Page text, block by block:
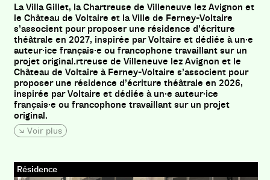
La Villa Gillet, la Chartreuse de Villeneuve lez Avignon et
le Château de Voltaire et la Ville de Ferney-Voltaire
s’associent pour proposer une résidence d’écriture
théâtrale en 2027, inspirée par Voltaire et dédiée à un·e
auteur·ice français·e ou francophone travaillant sur un
projet original.rtreuse de Villeneuve lez Avignon et le
Château de Voltaire à Ferney-Voltaire s’associent pour
proposer une résidence d’écriture théâtrale en 2026,
inspirée par Voltaire et dédiée à un·e auteur·ice
français·e ou francophone travaillant sur un projet
original.
Voir plus
Résidence